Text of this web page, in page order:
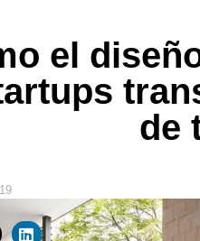
el
de